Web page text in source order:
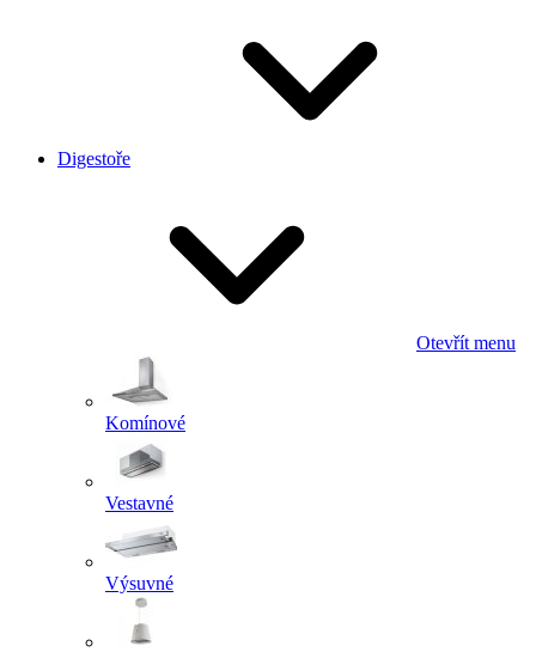
Digestoře
Otevřít menu
Komínové
Vestavné
Výsuvné